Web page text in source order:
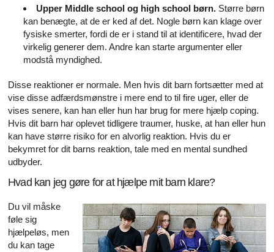
Upper Middle school og high school børn. Større børn
kan benægte, at de er ked af det. Nogle børn kan klage over
fysiske smerter, fordi de er i stand til at identificere, hvad der
virkelig generer dem. Andre kan starte argumenter eller
modstå myndighed.
Disse reaktioner er normale. Men hvis dit barn fortsætter med at
vise disse adfærdsmønstre i mere end to til fire uger, eller de
vises senere, kan han eller hun har brug for mere hjælp coping.
Hvis dit barn har oplevet tidligere traumer, huske, at han eller hun
kan have større risiko for en alvorlig reaktion. Hvis du er
bekymret for dit barns reaktion, tale med en mental sundhed
udbyder.
Hvad kan jeg gøre for at hjælpe mit barn klare?
Du vil måske
føle sig
hjælpeløs, men
du kan tage